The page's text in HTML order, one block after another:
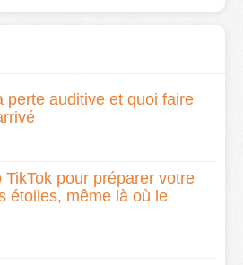
perte auditive et quoi faire
pour préparer votre
étoiles, même là où le